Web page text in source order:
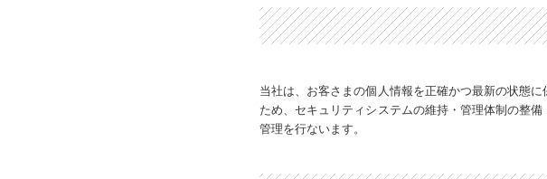
当社は、お客さまの個人情報を正確かつ最新の状態
ため、セキュリティシステムの維持・管理体制の整
管理を行ないます。